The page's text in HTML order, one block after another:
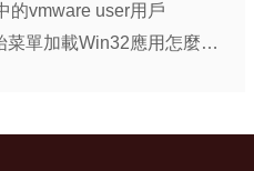
的vmware user用戶
win10 10061版無法從開始菜單加載Win32應用怎麼辦？